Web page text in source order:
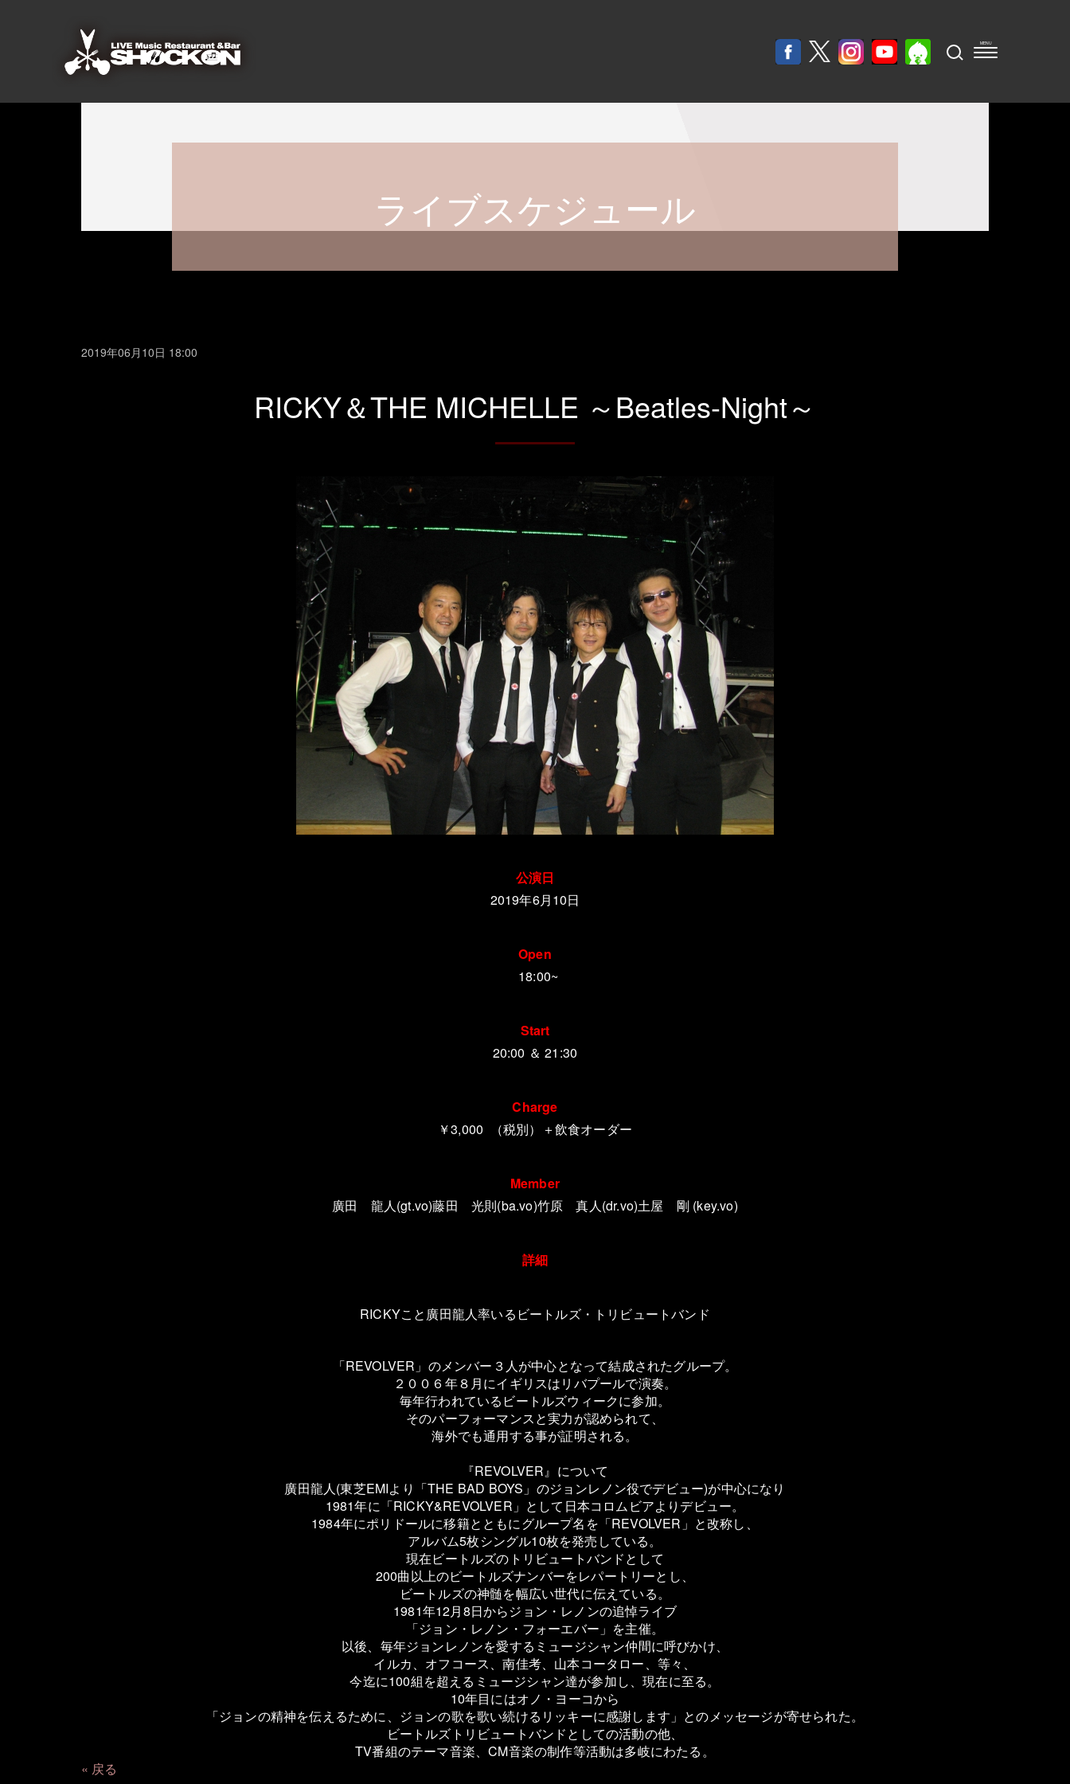
ライブスケジュール
2019年06月10日 18:00
RICKY＆THE MICHELLE ～Beatles-Night～
公演日
2019年6月10日
Open
18:00~
Start
20:00 ＆ 21:30
Charge
￥3,000
（税別）＋飲食オーダー
Member
廣田 龍人(gt.vo)藤田 光則(ba.vo)竹原 真人(dr.vo)土屋 剛 (key.vo)
詳細
RICKYこと廣田龍人率いるビートルズ・トリビュートバンド
「REVOLVER」のメンバー３人が中心となって結成されたグループ。
２００６年８月にイギリスはリバプールで演奏。
毎年行われているビートルズウィークに参加。
そのパーフォーマンスと実力が認められて、
海外でも通用する事が証明される。
『REVOLVER』について
廣田龍人(東芝EMIより「THE BAD BOYS」のジョンレノン役でデビュー)が中心になり
1981年に「RICKY&REVOLVER」として日本コロムビアよりデビュー。
1984年にポリドールに移籍とともにグループ名を「REVOLVER」と改称し、
アルバム5枚シングル10枚を発売している。
現在ビートルズのトリビュートバンドとして
200曲以上のビートルズナンバーをレパートリーとし、
ビートルズの神髄を幅広い世代に伝えている。
1981年12月8日からジョン・レノンの追悼ライブ
「ジョン・レノン・フォーエバー」を主催。
以後、毎年ジョンレノンを愛するミュージシャン仲間に呼びかけ、
イルカ、オフコース、南佳考、山本コータロー、等々、
今迄に100組を超えるミュージシャン達が参加し、現在に至る。
10年目にはオノ・ヨーコから
「ジョンの精神を伝えるために、ジョンの歌を歌い続けるリッキーに感謝します」とのメッセージが寄せられた。
ビートルズトリビュートバンドとしての活動の他、
TV番組のテーマ音楽、CM音楽の制作等活動は多岐にわたる。
戻る